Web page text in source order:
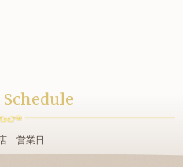
営業日